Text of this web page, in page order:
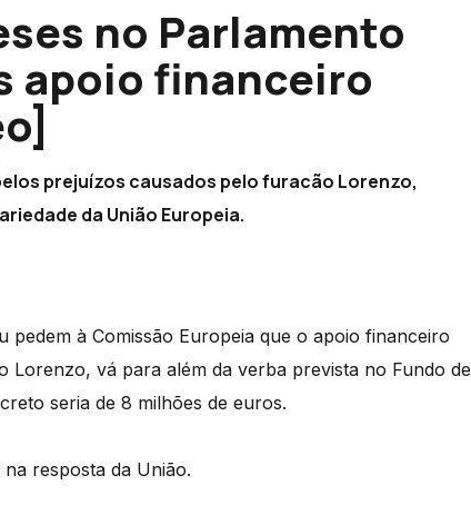
no Parlamento
apoio financeiro
prejuízos causados pelo furacão Lorenzo,
da União Europeia.
à Comissão Europeia que o apoio financeiro
vá para além da verba prevista no Fundo de
seria de 8 milhões de euros.
resposta da União.